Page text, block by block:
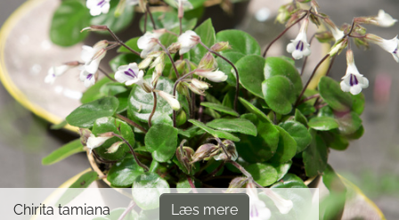
Chirita tamiana Læs mere